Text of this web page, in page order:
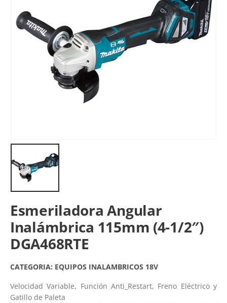
Esmeriladora Angular
Inalámbrica 115mm (4-1/2″)
DGA468RTE
CATEGORIA: EQUIPOS INALAMBRICOS 18V
Velocidad Variable, Función Anti_Restart, Freno Eléctrico y
Gatillo de Paleta